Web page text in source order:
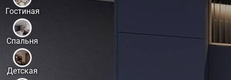
Гостиная
Спальня
Детская